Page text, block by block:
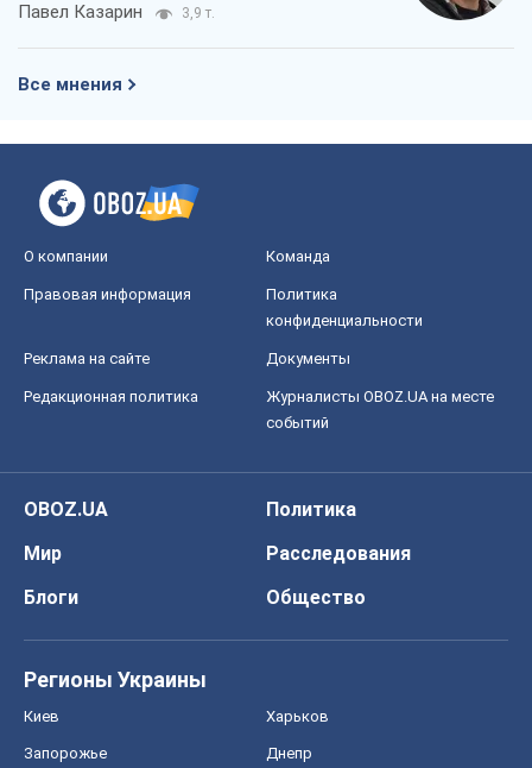
Павел Казарин 3,9 т.
Все мнения
О компании Команда
Правовая информация
Политика
конфиденциальности
Реклама на сайте Документы
Редакционная политика
Журналисты OBOZ.UA на месте
событий
OBOZ.UA
Политика
Мир
Расследования
Блоги
Общество
Регионы Украины
Киев Харьков
Запорожье Днепр